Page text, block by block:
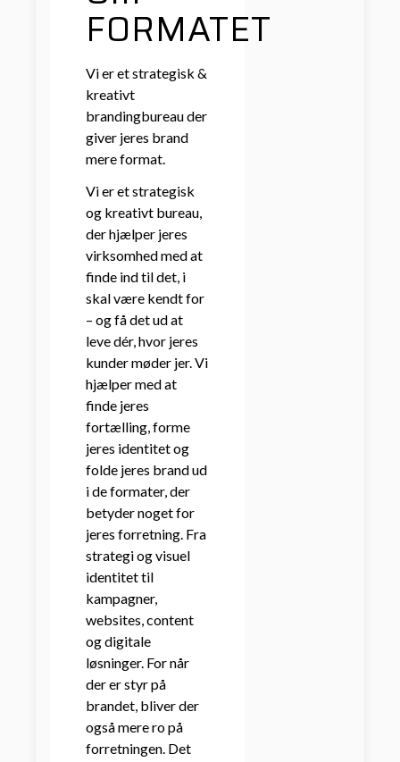
FORMATET
Vi er et strategisk &
kreativt
brandingbureau der
giver jeres brand
mere format.
Vi er et strategisk
og kreativt bureau,
der hjælper jeres
virksomhed med at
finde ind til det, i
skal være kendt for
– og få det ud at
leve dér, hvor jeres
kunder møder jer. Vi
hjælper med at
finde jeres
fortælling, forme
jeres identitet og
folde jeres brand ud
i de formater, der
betyder noget for
jeres forretning. Fra
strategi og visuel
identitet til
kampagner,
websites, content
og digitale
løsninger. For når
der er styr på
brandet, bliver der
også mere ro på
forretningen. Det